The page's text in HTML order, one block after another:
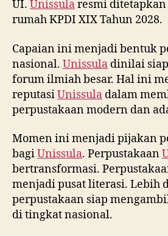
UI. Unissularesmi ditetapkan
rumah KPDI XIX Tahun 2028.
Capaian ini menjadi bentuk
nasional. Unissula dinilai
forum ilmiah besar. Hal ini
reputasiUnissula dalam
perpustakaan modern dan
Momen ini menjadi pijakan
bagiUnissula. Perpustakaan
bertransformasi.
menjadi pusat literasi. Lebih
perpustakaan siap
di tingkat nasional.